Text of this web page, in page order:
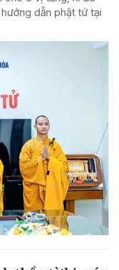
dẫn phật tử tại